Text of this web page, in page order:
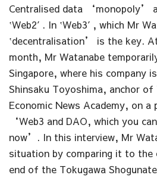
Centralised data ‘monopoly’
‛Web2′. In ‛Web3′, which Mr
‛decentralisation’ is the key.
month, Mr Watanabe
Singapore, where his company
Shinsaku Toyoshima, anchor
Economic News Academy, on a
‘Web3 and DAO, which you
now’. In this interview, Mr
situation by comparing it to the
end of the Tokugawa